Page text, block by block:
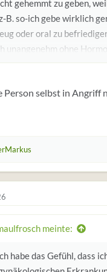
gehemmt zu geben,
B. so-ich gebe wirklich
oder oral zu
unangenehm ohne
es ist wie soll ich
ist das der
Glaube mir, wenn die
Hormone fehlen ,
Person selbst in Angriff
meinte:
habe das Gefühl, dass